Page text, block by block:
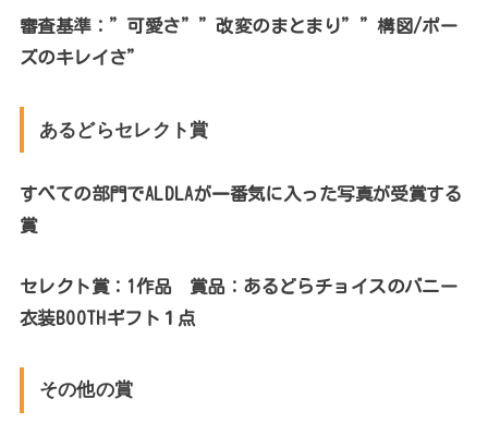
審査基準：”可愛さ””改変のまとまり””構図/ポー
ズのキレイさ”
あるどらセレクト賞
すべての部門でALDLAが一番気に入った写真が受賞する
賞
セレクト賞：1作品 賞品：あるどらチョイスのバニー
衣装BOOTHギフト １点
その他の賞